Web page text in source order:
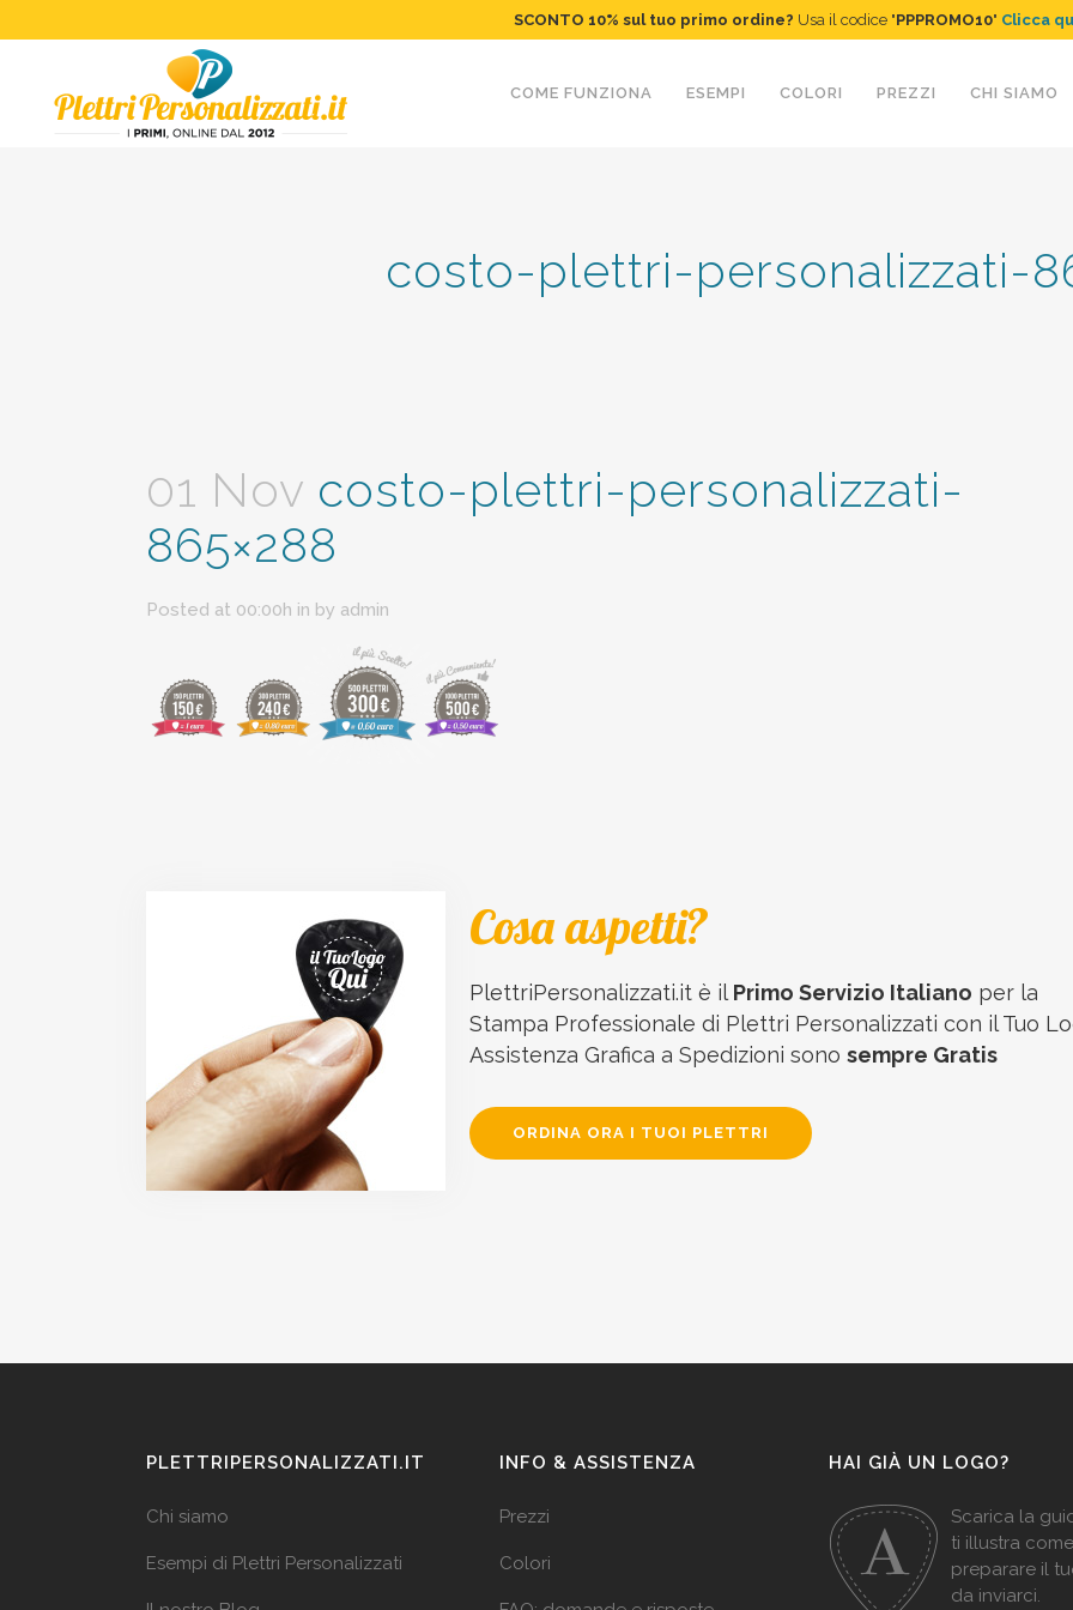
SCONTO 10% sul tuo primo ordine? Usa il codice "PPPROMO10" Clicca
COME FUNZIONA ESEMPI COLORI PREZZI CHI SIAMO
costo-plettri-personalizzati-
01 Nov costo-plettri-personalizzati-
865×288
Posted at 00:00h in by admin
Cosa aspetti?
PlettriPersonalizzati.it è il Primo Servizio Italiano per la
Stampa Professionale di Plettri Personalizzati con il Tuo
Assistenza Grafica a Spedizioni sono sempre Gratis
ORDINA ORA I TUOI PLETTRI
PLETTRIPERSONALIZZATI.IT
Chi siamo
Esempi di Plettri Personalizzati
INFO & ASSISTENZA
Prezzi
Colori
HAI GIÀ UN LOGO?
Scarica la
ti illustra come
preparare il
da inviarci.